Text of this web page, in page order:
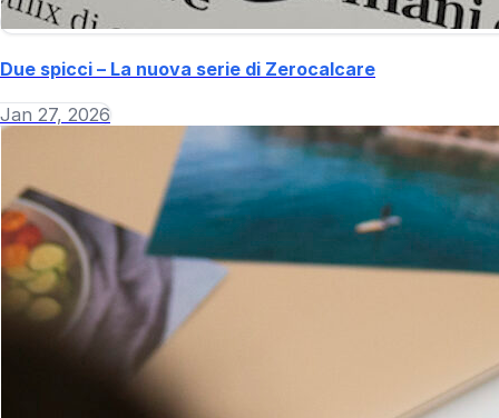
Due spicci – La nuova serie di Zerocalcare
Jan 27, 2026